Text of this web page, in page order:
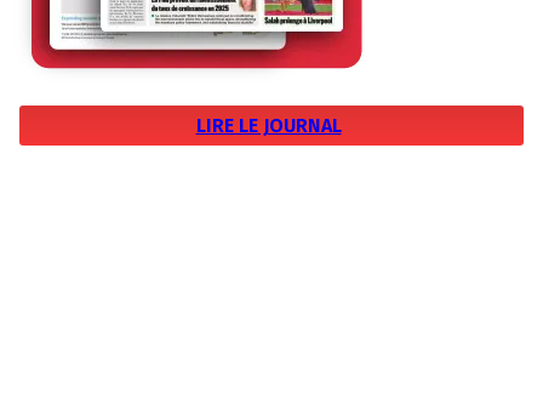
LIRE LE JOURNAL